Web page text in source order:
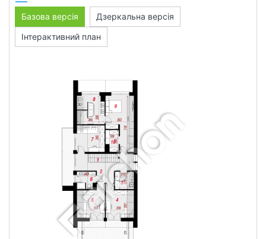
Базова версія
Дзеркальна версія
Інтерактивний план